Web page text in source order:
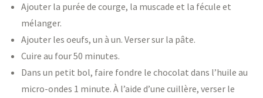
Ajouter la purée de courge, la muscade et la fécule et
mélanger.
Ajouter les oeufs, un à un. Verser sur la pâte.
Cuire au four 50 minutes.
Dans un petit bol, faire fondre le chocolat dans l’huile au
micro-ondes 1 minute. À l’aide d’une cuillère, verser le